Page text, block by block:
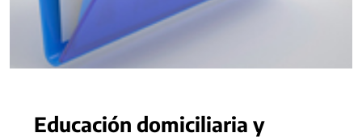
Educación domiciliaria y